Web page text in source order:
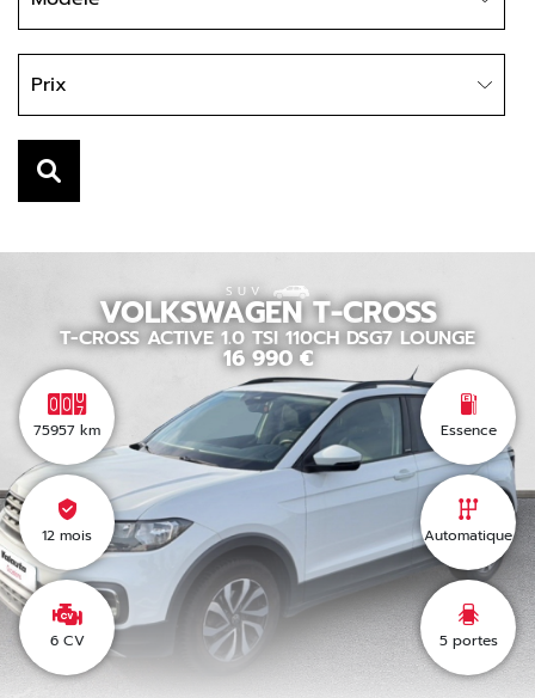
Prix
SUV
VOLKSWAGEN T-CROSS
T-CROSS ACTIVE 1.0 TSI 110CH DSG7 LOUNGE
16 990 €
75957 km
12 mois
6 CV
Essence
Automatique
5portes